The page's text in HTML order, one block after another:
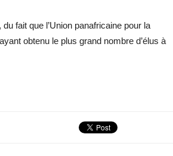
fait que l’Union panafricaine pour la
obtenu le plus grand nombre d’élus à